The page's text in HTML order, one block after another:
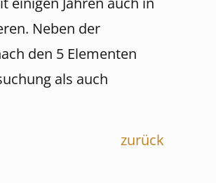
Neben der
den 5 Elementen
als auch
zurück